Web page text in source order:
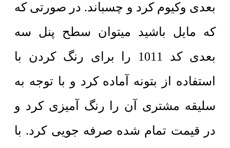
بعدی وکیوم کرد و چسباند. در صورتی که
که مایل باشید میتوان سطح پنل سه
بعدی کد 1011 را برای رنگ کردن با
استفاده از بتونه آماده کرد و با توجه به
سلیقه مشتری آن را رنگ آمیزی کرد و
در قیمت تمام شده صرفه جویی کرد. با